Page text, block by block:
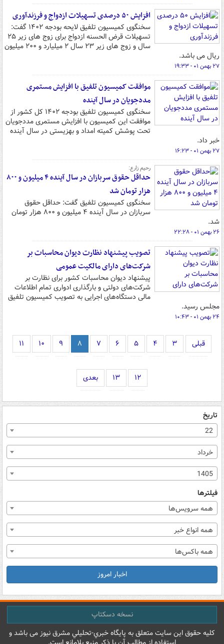
افزایش ۵۰ درصدی تسهیلات ازدواج و فرزندآوری
سخنگوی کمیسیون تلفیق لایحه بودجه ۱۴۰۲ گفت:
تسهیلات قرض الحسنه ازدواج برای زوج های زیر ۲۵
سال و زوج های زیر ۲۳ سال ۲ میلیارد و ۲۰۰ میلیون
ریال می باشد.
۲۷ بهمن ۰۱ - ۱۹:۳۳
موافقت کمیسیون تلفیق با افزایش مستمری
مددجویان در سال آینده
سخنگوی کمیسیون تلفیق بودجه ۱۴۰۲ کل کشور از
موافقت این کمیسیون با افزایش مستمری مددجویان
تحت پوشش کمیته امداد و بهزیستی در سال‌ آینده
خبر داد.
۲۷ بهمن ۰۱ - ۱۶:۲۳
رحیم زارع:
حداقل حقوق سربازان در سال آینده ۴ میلیون و ۸۰۰
هزار تومان شد
سخنگوی کمیسیون تلفیق گفت: حداقل حقوق
سربازان در سال آینده ۴ میلیون و ۸۰۰ هزار تومان
شد.
۲۶ بهمن ۰۱ - ۲۲:۲۸
تصویب پیشنهاد نظارت دیوان محاسبات بر
شرکت‌های دارای مالکیت عمومی
پیشنهاد دیوان محاسبات کشور برای نظارت بر
شرکت‌های دولتی و بارگذاری ادواری تمام اطلاعات
مالی دستگاه‌های اجرایی به تصویب کمیسیون تلفیق
مجلس رسید.
۲۴ بهمن ۰۱ - ۱۰:۴۳
قبلی ۳ ۴ ۵ ۶ ۷ ۸ ۹ ۱۰ ۱۱
۱۲ ۱۳ بعدی
تاریخ
22
خرداد
1405
فیلترها
همه سرویس‌ها
همه انواع خبر
همه باکس‌ها
اخبار امروز
نسخه دسکتاپ
کليه حقوق اين سايت متعلق به پایگاه خبري-تحليلي مشرق نيوز می باشد و